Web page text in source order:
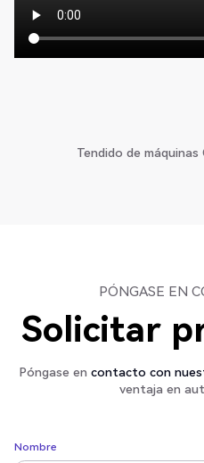
Tendido de máquinas
PÓNGASE EN
Solicitar
Póngase en contacto con
ventaja en
Nombre